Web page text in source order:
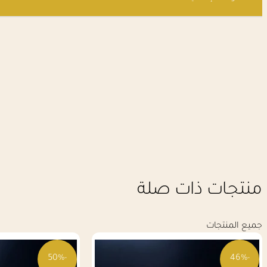
منتجات ذات صلة
جميع المنتجات
-46%
-50%